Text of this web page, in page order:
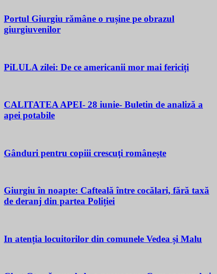
Portul Giurgiu rămâne o rușine pe obrazul
giurgiuvenilor
PiLULA zilei: De ce americanii mor mai fericiți
CALITATEA APEI- 28 iunie- Buletin de analiză a
apei potabile
Gânduri pentru copiii crescuţi româneşte
Giurgiu în noapte: Cafteală între cocălari, fără taxă
de deranj din partea Poliției
In atenția locuitorilor din comunele Vedea și Malu